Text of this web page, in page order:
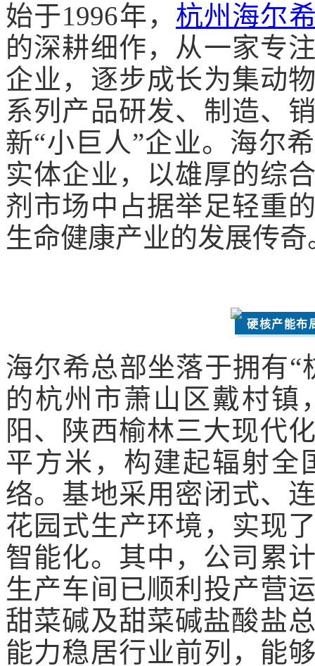
始于1996年， 杭州海尔
的深耕细作，从一家专
企业，逐步成长为集动
系列产品研发、制造、
新“小巨人”企业。海尔
实体企业，以雄厚的综
剂市场中占据举足轻重
生命健康产业的发展传奇
硬核产能布
海尔希总部坐落于拥有
的杭州市萧山区戴村镇
阳、陕西榆林三大现代
平方米，构建起辐射全
络。基地采用密闭式、
花园式生产环境，实现
智能化。其中，公司累
生产车间已顺利投产营
甜菜碱及甜菜碱盐酸盐
能力稳居行业前列，能